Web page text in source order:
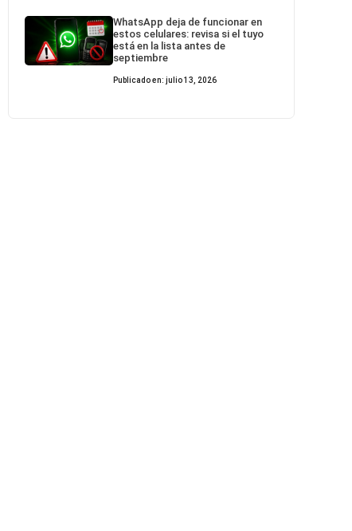
WhatsApp deja de funcionar en
estos celulares: revisa si el tuyo
está en la lista antes de
septiembre
Publicado en: julio 13, 2026